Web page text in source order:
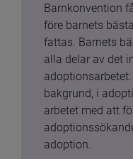
Barnkonvention
före barnets
fattas. Barnets
alla delar av det
bakgrund, i
arbetet med att
adoption.